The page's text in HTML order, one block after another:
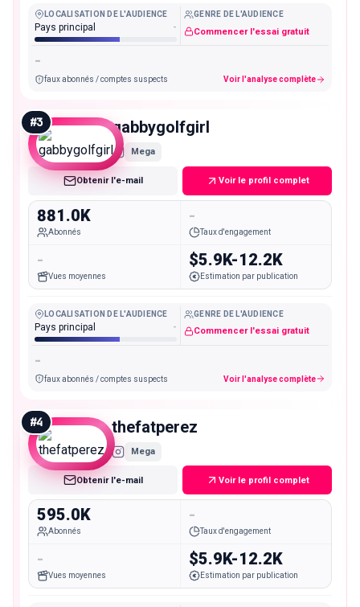
LOCALISATION DE L'AUDIENCE
Pays principal -
GENRE DE L'AUDIENCE
Commencer l'essai gratuit
-
faux abonnés / comptes suspects Voir l'analyse complète
#3 gabbygolfgirl
Mega
Obtenir l'e-mail Voir le profil complet
881.0K
Abonnés
-
Taux d'engagement
-
Vues moyennes
$5.9K-12.2K
Estimation par publication
LOCALISATION DE L'AUDIENCE
Pays principal -
GENRE DE L'AUDIENCE
Commencer l'essai gratuit
-
faux abonnés / comptes suspects Voir l'analyse complète
#4 thefatperez
Mega
Obtenir l'e-mail Voir le profil complet
595.0K
Abonnés
-
Taux d'engagement
-
Vues moyennes
$5.9K-12.2K
Estimation par publication